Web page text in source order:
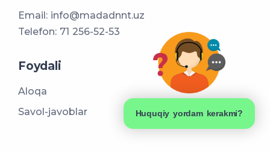
Email: info@madadnnt.uz
Telefon: 71 256-52-53
Foydali
Aloqa
Savol-javoblar
Huquqiy yordam kerakmi?